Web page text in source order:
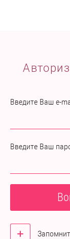
Введите Ваш e-
Введите Ваш